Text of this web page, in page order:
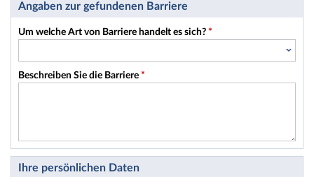
Angaben zur gefundenen Barriere
Um welche Art von Barriere handelt es sich? *
Beschreiben Sie die Barriere *
Ihre persönlichen Daten